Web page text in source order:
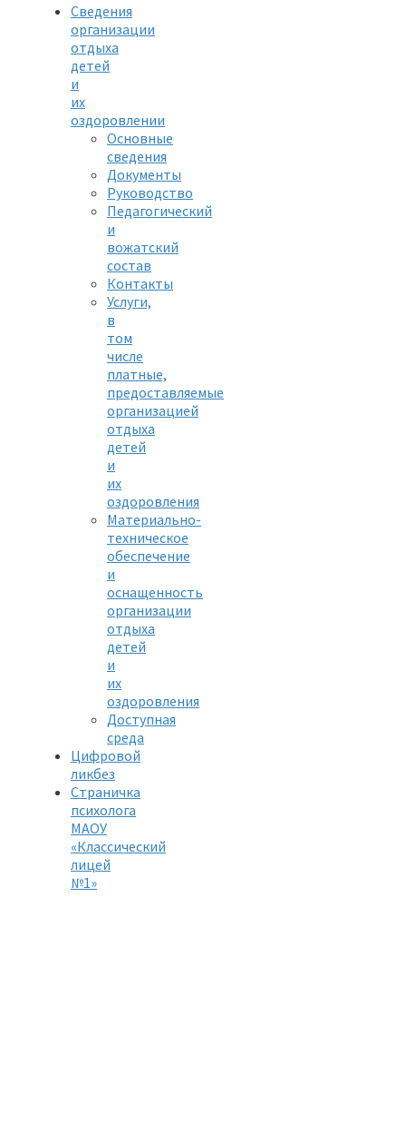
Сведения
организации
отдыха
детей
и
их
оздоровлении
Основные
сведения
Документы
Руководство
Педагогический
и
вожатский
состав
Контакты
Услуги,
в
том
числе
платные,
предоставляемые
организацией
отдыха
детей
и
их
оздоровления
Материально-
техническое
обеспечение
и
оснащенность
организации
отдыха
детей
и
их
оздоровления
Доступная
среда
Цифровой
ликбез
Страничка
психолога
МАОУ
«Классический
лицей
№1»